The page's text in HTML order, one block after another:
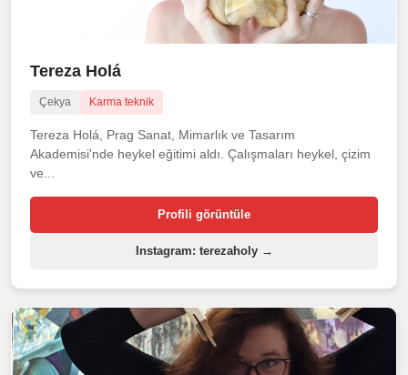
Tereza Holá
Çekya Karma teknik
Tereza Holá, Prag Sanat, Mimarlık ve Tasarım
Akademisi'nde heykel eğitimi aldı. Çalışmaları heykel, çizim
ve...
Profili görüntüle
Instagram: terezaholy →